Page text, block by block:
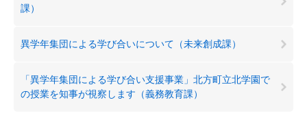
課）
異学年集団による学び合いについて（未来創成課）
「異学年集団による学び合い支援事業」北方町立北学園で
の授業を知事が視察します（義務教育課）